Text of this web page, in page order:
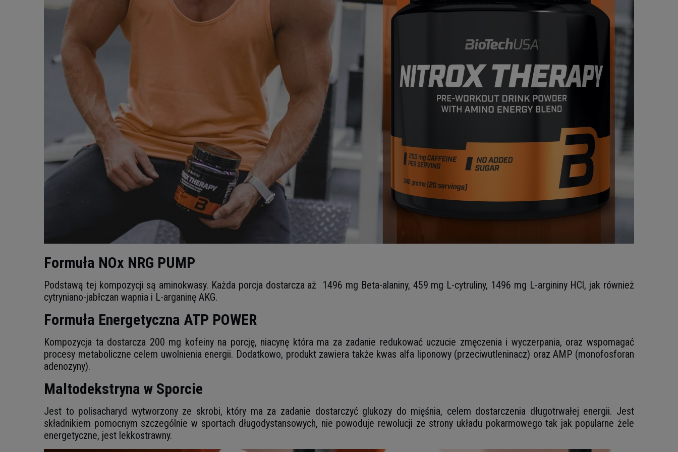
Formuła NOx NRG PUMP
Podstawą tej kompozycji są aminokwasy. Każda porcja dostarcza aż 1496 mg Beta-alaniny, 459 mg L-cytruliny, 1496 mg L-argininy HCl, jak również
cytryniano-jabłczan wapnia i L-arganinę AKG.
Formuła Energetyczna ATP POWER
Kompozycja ta dostarcza 200 mg kofeiny na porcję, niacynę która ma za zadanie redukować uczucie zmęczenia i wyczerpania, oraz wspomagać
procesy metaboliczne celem uwolnienia energii. Dodatkowo, produkt zawiera także kwas alfa liponowy (przeciwutleninacz) oraz AMP (monofosforan
adenozyny).
Maltodekstryna w Sporcie
Jest to polisacharyd wytworzony ze skrobi, który ma za zadanie dostarczyć glukozy do mięśnia, celem dostarczenia długotrwałej energii. Jest
składnikiem pomocnym szczególnie w sportach długodystansowych, nie powoduje rewolucji ze strony układu pokarmowego tak jak popularne żele
energetyczne, jest lekkostrawny.